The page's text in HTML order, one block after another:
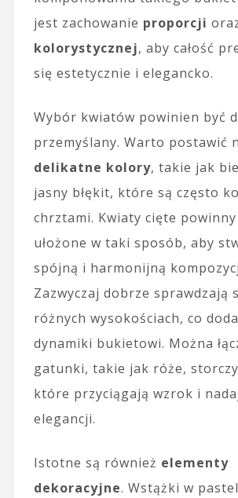
jest zachowanie proporcji
kolorystycznej, aby całość
się estetycznie i elegancko.
Wybór kwiatów powinien być
przemyślany. Warto postawić
delikatne kolory, takie jak
jasny błękit, które są często
chrztami. Kwiaty cięte powinny
ułożone w taki sposób, aby
spójną i harmonijną
Zazwyczaj dobrze sprawdzają
różnych wysokościach, co
dynamiki bukietowi. Można
gatunki, takie jak róże,
które przyciągają wzrok i
elegancji.
Istotne są również elementy
dekoracyjne. Wstążki w